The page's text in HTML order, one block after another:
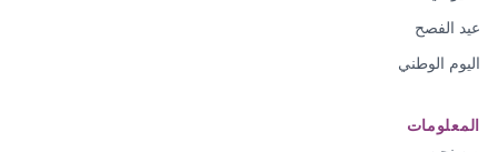
عيد الفصح
اليوم الوطني
المعلومات